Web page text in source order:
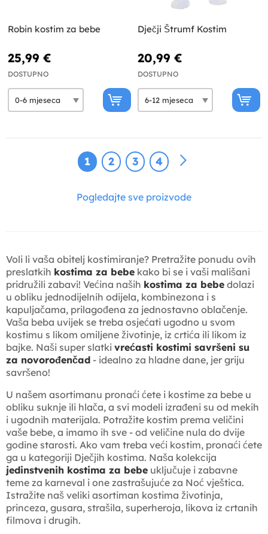
Robin kostim za bebe
25,99 €
DOSTUPNO
Dječji Štrumf Kostim
20,99 €
DOSTUPNO
1 2 3 4
Pogledajte sve proizvode
Voli li vaša obitelj kostimiranje? Pretražite ponudu ovih
preslatkih kostima za bebe kako bi se i vaši mališani
pridružili zabavi! Većina naših kostima za bebe dolazi
u obliku jednodijelnih odijela, kombinezona i s
kapuljačama, prilagođena za jednostavno oblačenje.
Vaša beba uvijek se treba osjećati ugodno u svom
kostimu s likom omiljene životinje, iz crtića ili likom iz
bajke. Naši super slatki vrećasti kostimi savršeni su
za novorođenčad - idealno za hladne dane, jer griju
savršeno!
U našem asortimanu pronaći ćete i kostime za bebe u
obliku suknje ili hlača, a svi modeli izrađeni su od mekih
i ugodnih materijala. Potražite kostim prema veličini
vaše bebe, a imamo ih sve - od veličine nula do dvije
godine starosti. Ako vam treba veći kostim, pronaći ćete
ga u kategoriji Dječjih kostima. Naša kolekcija
jedinstvenih kostima za bebe uključuje i zabavne
teme za karneval i one zastrašujuće za Noć vještica.
Istražite naš veliki asortiman kostima životinja,
princeza, gusara, strašila, superheroja, likova iz crtanih
filmova i drugih.